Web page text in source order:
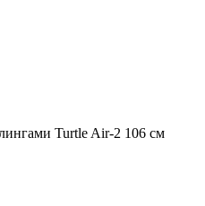
Turtle Air-2 106 см